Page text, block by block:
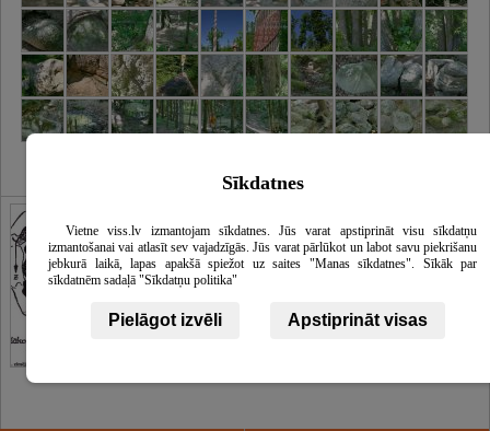
Sīkdatnes
Vietne viss.lv izmantojam sīkdatnes. Jūs varat apstiprināt visu sīkdatņu
izmantošanai vai atlasīt sev vajadzīgās. Jūs varat pārlūkot un labot savu piekrišanu
jebkurā laikā, lapas apakšā spiežot uz saites "Manas sīkdatnes". Sīkāk par
sīkdatnēm sadaļā "Sīkdatņu politika"
Pielāgot izvēli Apstiprināt visas